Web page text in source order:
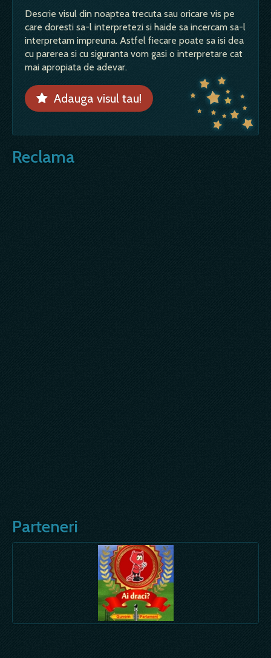
Descrie visul din noaptea trecuta sau oricare vis pe
care doresti sa-l interpretezi si haide sa incercam sa-l
interpretam impreuna. Astfel fiecare poate sa isi dea
cu parerea si cu siguranta vom gasi o interpretare cat
mai apropiata de adevar.
Adauga visul tau!
Reclama
Parteneri